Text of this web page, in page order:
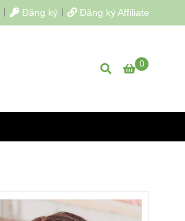
Đăng ký Đăng ký Affiliate
0